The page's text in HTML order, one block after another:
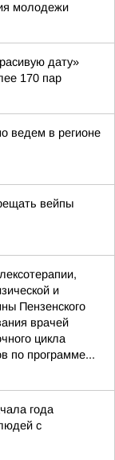
молодежи
дату»
170 пар
ведем в регионе
вейпы
и
Пензенского
врачей
цикла
по программе...
года
с